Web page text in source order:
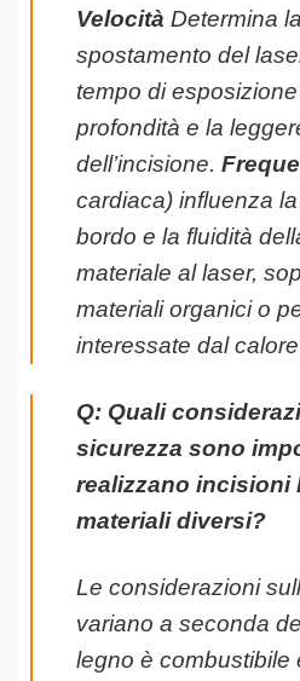
Velocità Determina
spostamento del
tempo di
profondità e la
dell’incisione.
cardiaca) influenza
bordo e la fluidità
materiale al laser,
materiali organici o
interessate dal
Q: Quali
sicurezza sono
realizzano incisioni
materiali diversi?
Le considerazioni
variano a seconda
legno è combustibile